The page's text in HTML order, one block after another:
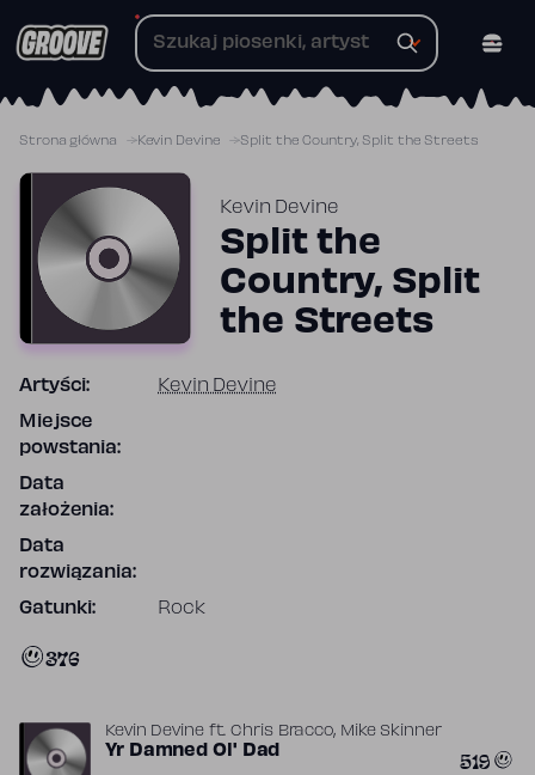
do
Strona główna Kevin Devine Split the Country, Split the Streets
Kevin Devine
Split the
Country, Split
the Streets
Artyści: Kevin Devine
Miejsce
powstania:
Data
założenia:
Data
rozwiązania:
Gatunki: Rock
376
Kevin Devineft.Chris Bracco, Mike Skinner
Yr Damned Ol' Dad 519